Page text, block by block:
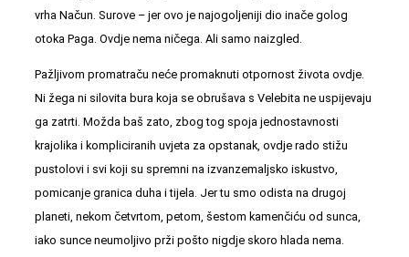
vrha Načun. Surove – jer ovo je najogoljeniji dio inače golog
otoka Paga. Ovdje nema ničega. Ali samo naizgled.
Pažljivom promatraču neće promaknuti otpornost života ovdje.
Ni žega ni silovita bura koja se obrušava s Velebita ne uspijevaju
ga zatrti. Možda baš zato, zbog tog spoja jednostavnosti
krajolika i kompliciranih uvjeta za opstanak, ovdje rado stižu
pustolovi i svi koji su spremni na izvanzemaljsko iskustvo,
pomicanje granica duha i tijela. Jer tu smo odista na drugoj
planeti, nekom četvrtom, petom, šestom kamenčiću od sunca,
iako sunce neumoljivo prži pošto nigdje skoro hlada nema.